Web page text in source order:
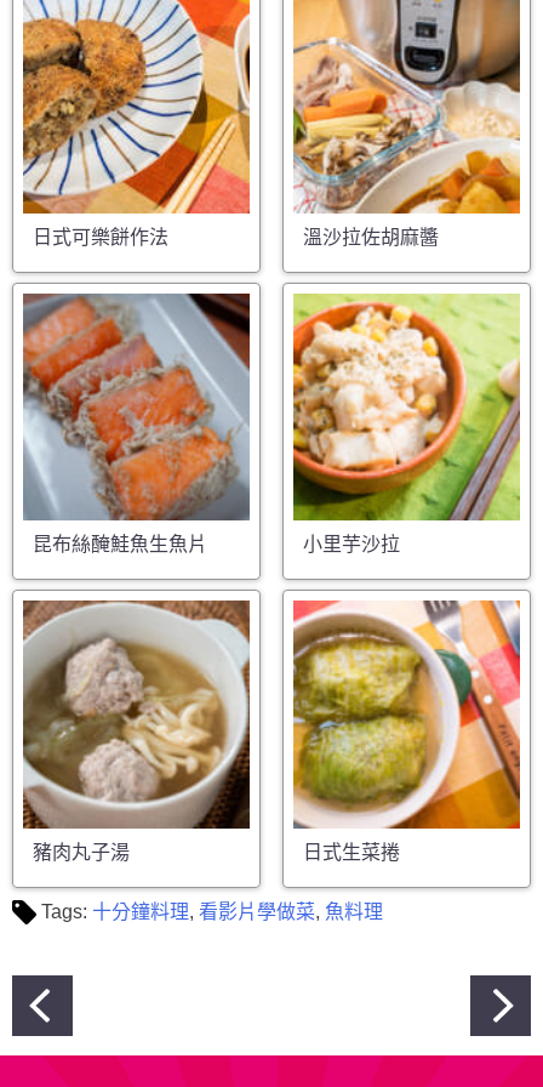
日式可樂餅作法 溫沙拉佐胡麻醬
昆布絲醃鮭魚生魚片 小里芋沙拉
豬肉丸子湯 日式生菜捲
Tags: 十分鐘料理, 看影片學做菜, 魚料理
文
章